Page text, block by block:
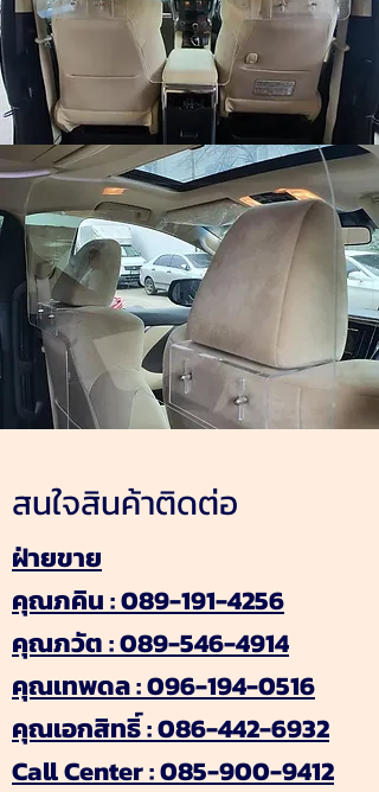
สนใจสินค้าติดต่อ
ฝ่ายขาย
คุณภคิน :089-191-4256
คุณภวัต :089-546-4914
คุณเทพดล :096-194-0516
คุณเอกสิทธิ์ :086-442-6932
Call Center :085-900-9412